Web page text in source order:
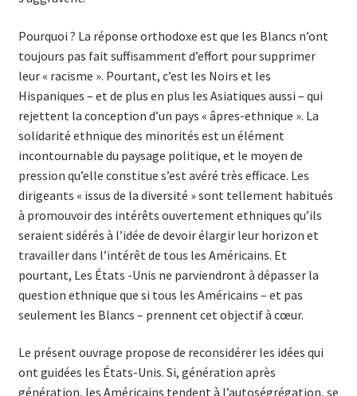
Pourquoi ? La réponse orthodoxe est que les Blancs n’ont
toujours pas fait suffisamment d’effort pour supprimer
leur « racisme ». Pourtant, c’est les Noirs et les
Hispaniques – et de plus en plus les Asiatiques aussi – qui
rejettent la conception d’un pays « âpres-ethnique ». La
solidarité ethnique des minorités est un élément
incontournable du paysage politique, et le moyen de
pression qu’elle constitue s’est avéré très efficace. Les
dirigeants « issus de la diversité » sont tellement habitués
à promouvoir des intérêts ouvertement ethniques qu’ils
seraient sidérés à l’idée de devoir élargir leur horizon et
travailler dans l’intérêt de tous les Américains. Et
pourtant, Les États -Unis ne parviendront à dépasser la
question ethnique que si tous les Américains – et pas
seulement les Blancs – prennent cet objectif à cœur.
Le présent ouvrage propose de reconsidérer les idées qui
ont guidées les États-Unis. Si, génération après
génération, les Américains tendent à l’autoségrégation, se